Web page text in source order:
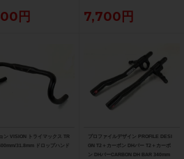
円 7,700円
ン VISION トライマックス TR
31.8mm ドロップハンド
プロファイルデザイン PROFILE DESI
GN T2＋カーボン DHバー T2＋カーボ
ン DHバーCARBON DH BAR 340mm